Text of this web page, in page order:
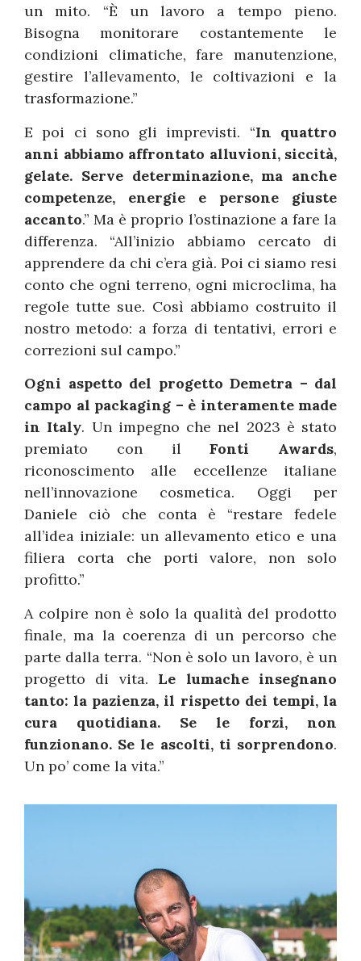
un mito. “È un lavoro a tempo pieno.
Bisogna monitorare costantemente le
condizioni climatiche, fare manutenzione,
gestire l’allevamento, le coltivazioni e la
trasformazione.”
E poi ci sono gli imprevisti. “In quattro
anni abbiamo affrontato alluvioni, siccità,
gelate. Serve determinazione, ma anche
competenze, energie e persone giuste
accanto.” Ma è proprio l’ostinazione a fare la
differenza. “All’inizio abbiamo cercato di
apprendere da chi c’era già. Poi ci siamo resi
conto che ogni terreno, ogni microclima, ha
regole tutte sue. Così abbiamo costruito il
nostro metodo: a forza di tentativi, errori e
correzioni sul campo.”
Ogni aspetto del progetto Demetra – dal
campo al packaging – è interamente made
in Italy. Un impegno che nel 2023 è stato
premiato con ilFonti Awards,
riconoscimento alle eccellenze italiane
nell’innovazione cosmetica. Oggi per
Daniele ciò che conta è “restare fedele
all’idea iniziale: un allevamento etico e una
filiera corta che porti valore, non solo
profitto.”
A colpire non è solo la qualità del prodotto
finale, ma la coerenza di un percorso che
parte dalla terra. “Non è solo un lavoro, è un
progetto di vita. Le lumache insegnano
tanto: la pazienza, il rispetto dei tempi, la
cura quotidiana. Se le forzi, non
funzionano. Se le ascolti, ti sorprendono.
Un po’ come la vita.”